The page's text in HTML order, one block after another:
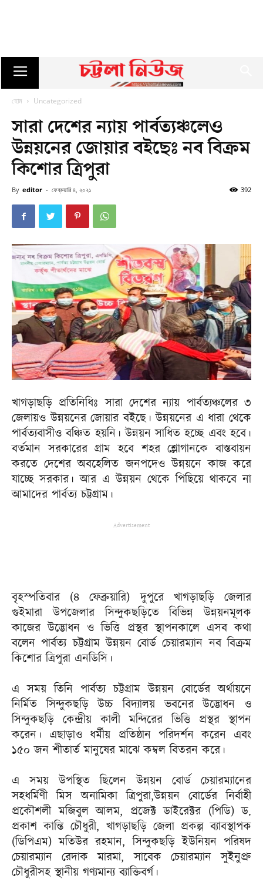
হোম Uncategorized
সারা দেশের ন্যায় পার্বত্যঞ্চলেও
উন্নয়নের জোয়ার বইছেঃ নব বিক্রম
কিশোর ত্রিপুরা
By editor - ফেব্রুয়ারি ৪, ২০২১ 392
খাগড়াছড়ি প্রতিনিধিঃ সারা দেশের ন্যায় পার্বত্যঞ্চলের ৩
জেলায়ও উন্নয়নের জোয়ার বইছে। উন্নয়নের এ ধারা থেকে
পার্বত্যবাসীও বঞ্চিত হয়নি। উন্নয়ন সাধিত হচ্ছে এবং হবে।
বর্তমান সরকারের গ্রাম হবে শহর শ্লোগানকে বাস্তবায়ন
করতে দেশের অবহেলিত জনপদেও উন্নয়নে কাজ করে
যাচ্ছে সরকার। আর এ উন্নয়ন থেকে পিছিয়ে থাকবে না
আমাদের পার্বত্য চট্টগ্রাম।
Advertisement
বৃহস্পতিবার (৪ ফেব্রুয়ারি) দুপুরে খাগড়াছড়ি জেলার
গুইমারা উপজেলার সিন্দুকছড়িতে বিভিন্ন উন্নয়নমূলক
কাজের উদ্ভোধন ও ভিত্তি প্রস্থর স্থাপনকালে এসব কথা
বলেন পার্বত্য চট্টগ্রাম উন্নয়ন বোর্ড চেয়ারম্যান নব বিক্রম
কিশোর ত্রিপুরা এনডিসি।
এ সময় তিনি পার্বত্য চট্টগ্রাম উন্নয়ন বোর্ডের অর্থায়নে
নির্মিত সিন্দুকছড়ি উচ্চ বিদ্যালয় ভবনের উদ্ভোধন ও
সিন্দুকছড়ি কেন্দ্রীয় কালী মন্দিরের ভিত্তি প্রস্থর স্থাপন
করেন। এছাড়াও ধর্মীয় প্রতিষ্ঠান পরিদর্শন করেন এবং
১৫০ জন শীতার্ত মানুষের মাঝে কম্বল বিতরন করে।
এ সময় উপস্থিত ছিলেন উন্নয়ন বোর্ড চেয়ারম্যানের
সহধর্মিণী মিস অনামিকা ত্রিপুরা,উন্নয়ন বোর্ডের নির্বাহী
প্রকৌশলী মজিবুল আলম, প্রজেক্ট ডাইরেক্টর (পিডি) ড.
প্রকাশ কান্তি চৌধুরী, খাগড়াছড়ি জেলা প্রকল্প ব্যাবস্থাপক
(ডিপিএম) মতিউর রহমান, সিন্দুকছড়ি ইউনিয়ন পরিষদ
চেয়ারম্যান রেদাক মারমা, সাবেক চেয়ারম্যান সুইনুপ্রু
চৌধুরীসহ স্থানীয় গণ্যমান্য ব্যাক্তিবর্গ।